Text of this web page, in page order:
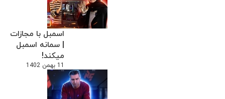
اسمبل با مجازات
| سمانه اسمبل
میکند!
11 بهمن 1402